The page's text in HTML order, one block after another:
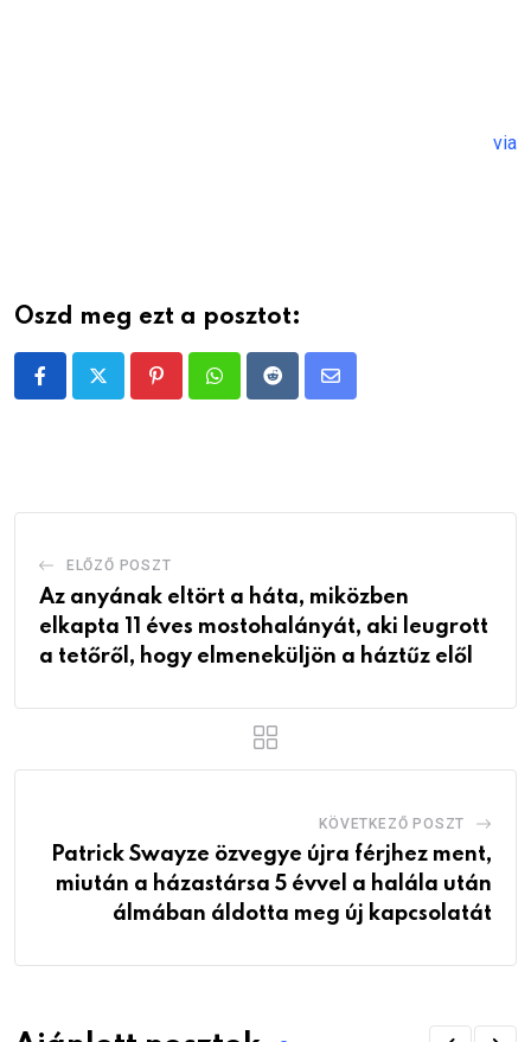
via
Oszd meg ezt a posztot:
PinterestWhatsappRedditShare
ELŐZŐ POSZT
Az anyának eltört a háta, miközben
elkapta 11 éves mostohalányát, aki leugrott
a tetőről, hogy elmeneküljön a háztűz elől
KÖVETKEZŐ POSZT
Patrick Swayze özvegye újra férjhez ment,
miután a házastársa 5 évvel a halála után
álmában áldotta meg új kapcsolatát